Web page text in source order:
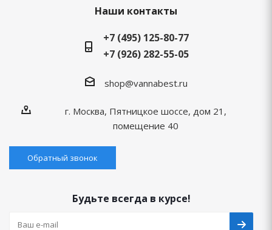
Наши контакты
+7 (495) 125-80-77
+7 (926) 282-55-05
shop@vannabest.ru
г. Москва, Пятницкое шоссе, дом 21,
помещение 40
Обратный звонок
Будьте всегда в курсе!